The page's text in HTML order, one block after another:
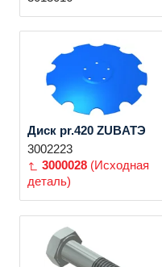
Диск pr.420 ZUBATЭ
3002223
3000028 (Исходная
деталь)